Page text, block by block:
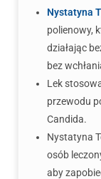
Nystatyna
polienowy,
działając
bez
Lek
przewodu
Candida.
Nystatyna
osób
aby